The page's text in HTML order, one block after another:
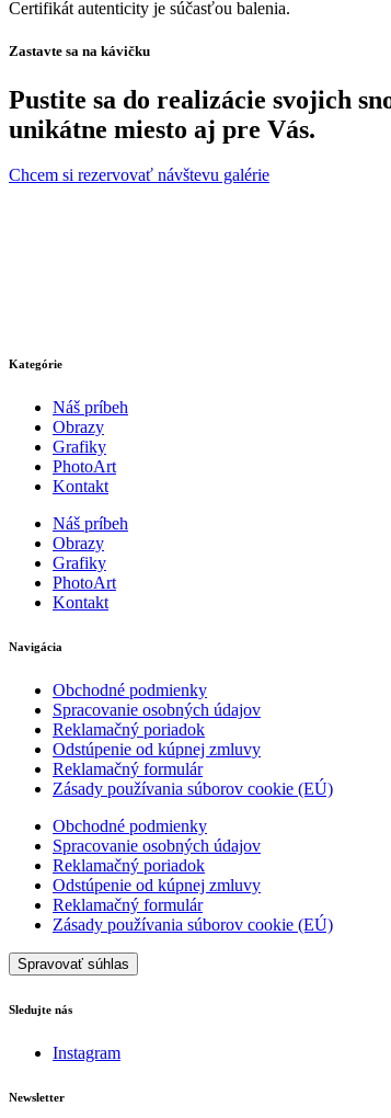
Certifikát autenticity je súčasťou balenia.
Zastavte sa na kávičku
Pustite sa do realizácie svojich
unikátne miesto aj pre Vás.
Chcem si rezervovať návštevu galérie
Kategórie
Náš príbeh
Obrazy
Grafiky
PhotoArt
Kontakt
Náš príbeh
Obrazy
Grafiky
PhotoArt
Kontakt
Navigácia
Obchodné podmienky
Spracovanie osobných údajov
Reklamačný poriadok
Odstúpenie od kúpnej zmluvy
Reklamačný formulár
Zásady používania súborov cookie (EÚ)
Obchodné podmienky
Spracovanie osobných údajov
Reklamačný poriadok
Odstúpenie od kúpnej zmluvy
Reklamačný formulár
Zásady používania súborov cookie (EÚ)
Spravovať súhlas
Sledujte nás
Instagram
Newsletter